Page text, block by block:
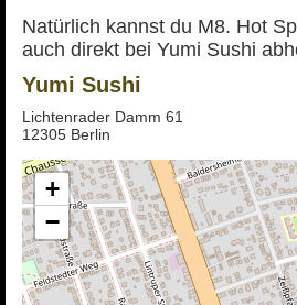
Natürlich kannst du M8. Hot
auch direkt bei Yumi Sushi
Yumi Sushi
Lichtenrader Damm 61
12305 Berlin
+
−